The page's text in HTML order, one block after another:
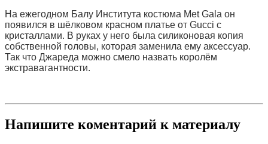
На ежегодном Балу Института костюма Met Gala он
появился в шёлковом красном платье от Gucci с
кристаллами. В руках у него была силиконовая копия
собственной головы, которая заменила ему аксессуар.
Так что Джареда можно смело назвать королём
экстравагантности.
Напишите коментарий к материалу